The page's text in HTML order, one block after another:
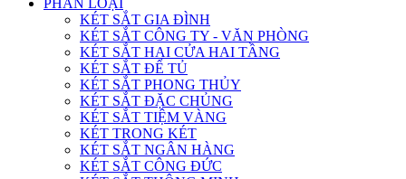
PHÂN LOẠI
KÉT SẮT GIA ĐÌNH
KÉT SẮT CÔNG TY - VĂN PHÒNG
KÉT SẮT HAI CỬA HAI TẦNG
KÉT SẮT ĐỂ TỦ
KÉT SẮT PHONG THỦY
KÉT SẮT ĐẶC CHỦNG
KÉT SẮT TIỆM VÀNG
KÉT TRONG KÉT
KÉT SẮT NGÂN HÀNG
KÉT SẮT CÔNG ĐỨC